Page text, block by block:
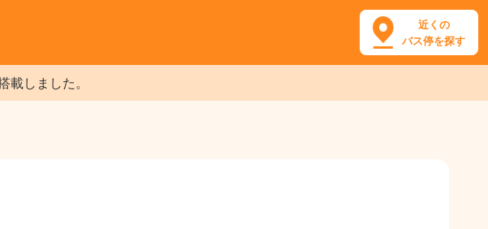
近くの
バス停を探す
しました。